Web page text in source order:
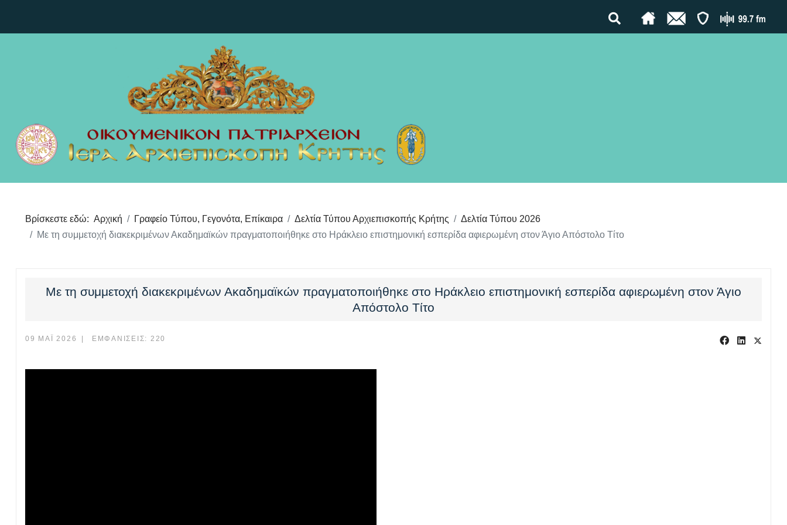
Βρίσκεστε εδώ: Αρχική Γραφείο Τύπου, Γεγονότα, Επίκαιρα Δελτία Τύπου Αρχιεπισκοπής Κρήτης
Δελτία Τύπου 2026
Με τη συμμετοχή διακεκριμένων Ακαδημαϊκών πραγματοποιήθηκε στο Ηράκλειο επιστημονική εσπερίδα αφιερωμένη στον Άγιο Απόστολο Τίτο
Με τη συμμετοχή διακεκριμένων Ακαδημαϊκών πραγματοποιήθηκε στο Ηράκλειο επιστημονική εσπερίδα αφιερωμένη στον Άγιο
Απόστολο Τίτο
09 ΜΆΙ 2026 ΕΜΦΑΝΊΣΕΙΣ: 220